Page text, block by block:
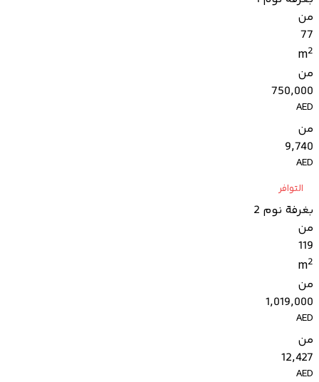
من
77
m2
من
750,000
AED
من
9,740
AED
التوافر
بغرفة نوم 2
من
119
m2
من
1,019,000
AED
من
12,427
AED